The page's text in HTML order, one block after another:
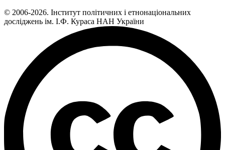
© 2006-2026. Інститут політичних і етнонаціональних
досліджень ім. І.Ф. Кураса НАН України